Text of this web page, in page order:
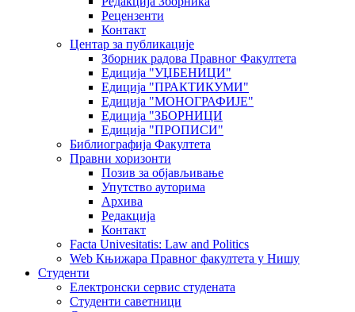
Рецензенти
Контакт
Центар за публикације
Зборник радова Правног Факултета
Едиција "УЏБЕНИЦИ"
Едиција "ПРАКТИКУМИ"
Едиција "МОНОГРАФИЈЕ"
Едиција "ЗБОРНИЦИ
Едиција "ПРОПИСИ"
Библиографија Факултета
Правни хоризонти
Позив за објављивање
Упутство ауторима
Архива
Редакција
Контакт
Facta Univesitatis: Law and Politics
Web Књижара Правног факултета у Нишу
Студенти
Електронски сервис студената
Студенти саветници